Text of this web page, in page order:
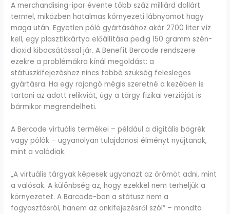
A merchandising-ipar évente több száz milliárd dollárt
termel, miközben hatalmas környezeti lábnyomot hagy
maga után. Egyetlen póló gyártásához akár 2700 liter víz
kell, egy plasztikkártya előállítása pedig 150 gramm szén-
dioxid kibocsátással jár. A Benefit Bercode rendszere
ezekre a problémákra kínál megoldást: a
státuszkifejezéshez nincs többé szükség felesleges
gyártásra. Ha egy rajongó mégis szeretné a kezében is
tartani az adott relikviát, úgy a tárgy fizikai verzióját is
bármikor megrendelheti.
A Bercode virtuális termékei – például a digitális bögrék
vagy pólók – ugyanolyan tulajdonosi élményt nyújtanak,
mint a valódiak.
„A virtuális tárgyak képesek ugyanazt az örömöt adni, mint
a valósak. A különbség az, hogy ezekkel nem terheljük a
környezetet. A Barcode-ban a státusz nem a
fogyasztásról, hanem az önkifejezésről szól” – mondta